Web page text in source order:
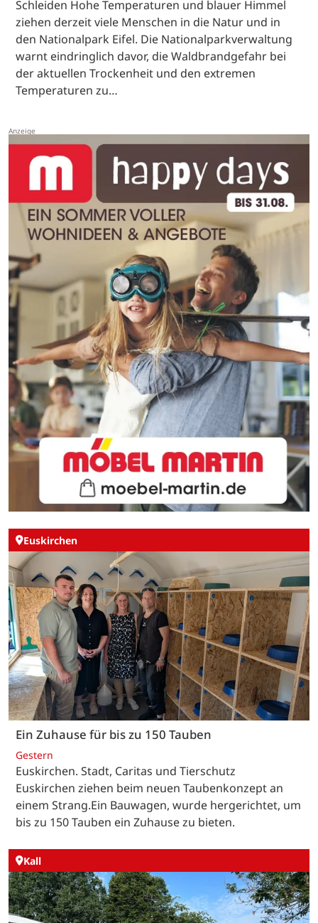
Schleiden Hohe Temperaturen und blauer Himmel
ziehen derzeit viele Menschen in die Natur und in
den Nationalpark Eifel. Die Nationalparkverwaltung
warnt eindringlich davor, die Waldbrandgefahr bei
der aktuellen Trockenheit und den extremen
Temperaturen zu…
Euskirchen
Ein Zuhause für bis zu 150 Tauben
Gestern
Euskirchen. Stadt, Caritas und Tierschutz
Euskirchen ziehen beim neuen Taubenkonzept an
einem Strang.Ein Bauwagen, wurde hergerichtet, um
bis zu 150 Tauben ein Zuhause zu bieten.
Kall